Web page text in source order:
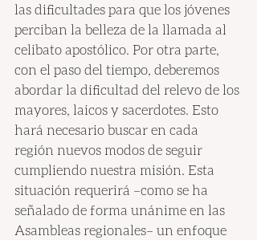
las dificultades para que los jóvenes
perciban la belleza de la llamada al
celibato apostólico. Por otra parte,
con el paso del tiempo, deberemos
abordar la dificultad del relevo de los
mayores, laicos y sacerdotes. Esto
hará necesario buscar en cada
región nuevos modos de seguir
cumpliendo nuestra misión. Esta
situación requerirá –como se ha
señalado de forma unánime en las
Asambleas regionales– un enfoque